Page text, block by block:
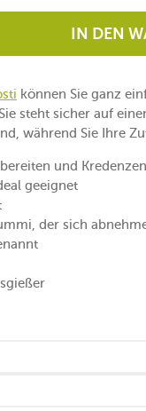
IN DEN
können Sie ganz
steht sicher auf
während Sie Ihre
und Kredenzen
geeignet
der sich